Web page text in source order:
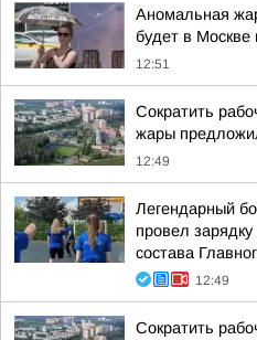
Аномальная
будет в Москве
12:51
Сократить
жары
12:49
Легендарный
провел
состава
12:49
Сократить